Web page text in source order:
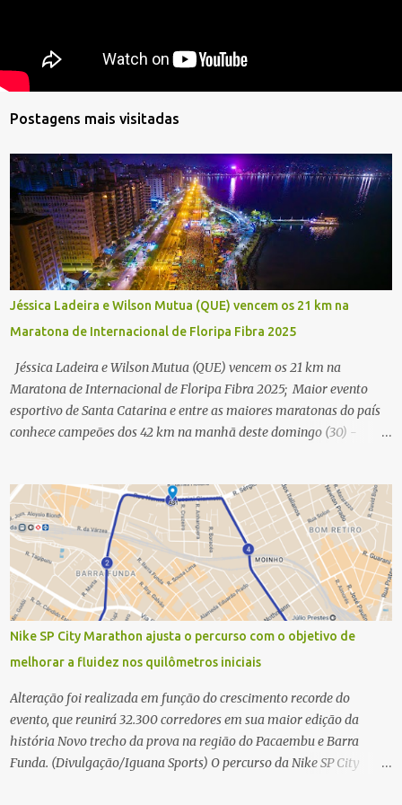
Postagens mais visitadas
Jéssica Ladeira e Wilson Mutua (QUE) vencem os 21 km na
Maratona de Internacional de Floripa Fibra 2025
Jéssica Ladeira e Wilson Mutua (QUE) vencem os 21 km na
Maratona de Internacional de Floripa Fibra 2025; Maior evento
esportivo de Santa Catarina e entre as maiores maratonas do país
conhece campeões dos 42 km na manhã deste domingo (30) -
Floripa Fibra 2025. Na manhã deste sábado (30) foram conhecidos
os campeões dos 21 km do maior evento esportivo de Santa
Catarina. A mineira Jessica Ladeira e o queniano Wilson Mutua
foram os vencedores da meia maratona, ambos com a quebra de
recorde da prova. Neste domingo (31) será a vez da prova principal,
os 42,195 km da maratona, além da corrida de 5 KM. As largadas,
na Avenida Beira-Mar Norte, em Florianópolis, na altura do
Trapiche, começam às 5h10. Entre as maiores maratonas
brasileiras deste ano, a Maratona Internacional de Floripa Fibra
2025 reúne um total de 19.230 atletas. Além da meia marat...
Nike SP City Marathon ajusta o percurso com o objetivo de
melhorar a fluidez nos quilômetros iniciais
Alteração foi realizada em função do crescimento recorde do
evento, que reunirá 32.300 corredores em sua maior edição da
história Novo trecho da prova na região do Pacaembu e Barra
Funda. (Divulgação/Iguana Sports) O percurso da Nike SP City